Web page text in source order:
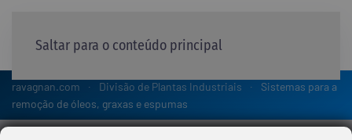
Saltar para o conteúdo principal
ravagnan.com Divisão de Plantas Industriais
Sistemas para a
remoção de óleos, graxas e espumas